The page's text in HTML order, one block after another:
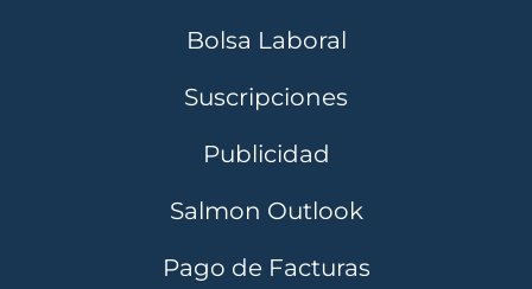
Bolsa Laboral
Suscripciones
Publicidad
Salmon Outlook
Pago de Facturas